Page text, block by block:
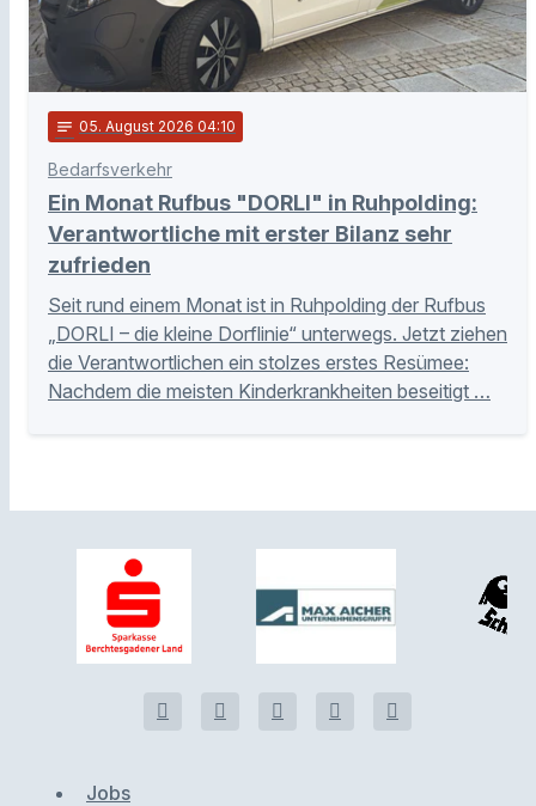
notes 05. August 2026 04:10
Bedarfsverkehr
Ein Monat Rufbus "DORLI" in Ruhpolding:
Verantwortliche mit erster Bilanz sehr
zufrieden
Seit rund einem Monat ist in Ruhpolding der Rufbus
„DORLI – die kleine Dorflinie“ unterwegs. Jetzt ziehen
die Verantwortlichen ein stolzes erstes Resümee:
Nachdem die meisten Kinderkrankheiten beseitigt …
Jobs